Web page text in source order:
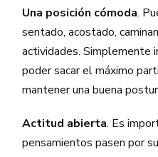
Una posición cómoda.
sentado, acostado,
actividades. Simplemente
poder sacar el máximo
mantener una buena
Actitud abierta. Es
pensamientos pasen por